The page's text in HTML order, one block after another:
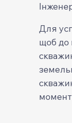
Для
щоб до